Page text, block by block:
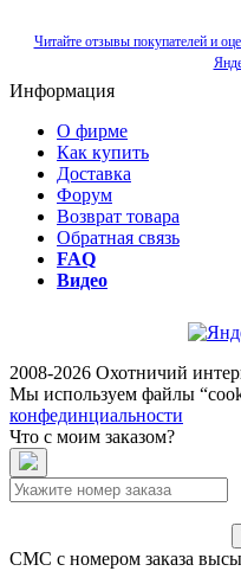
Читайте отзывы покупателей и
Информация
О фирме
Как купить
Доставка
Форум
Возврат товара
Обратная связь
FAQ
Видео
2008-2026 Охотничий
Мы используем файлы
конфединциальности
Что с моим заказом?
СМС с номером заказа